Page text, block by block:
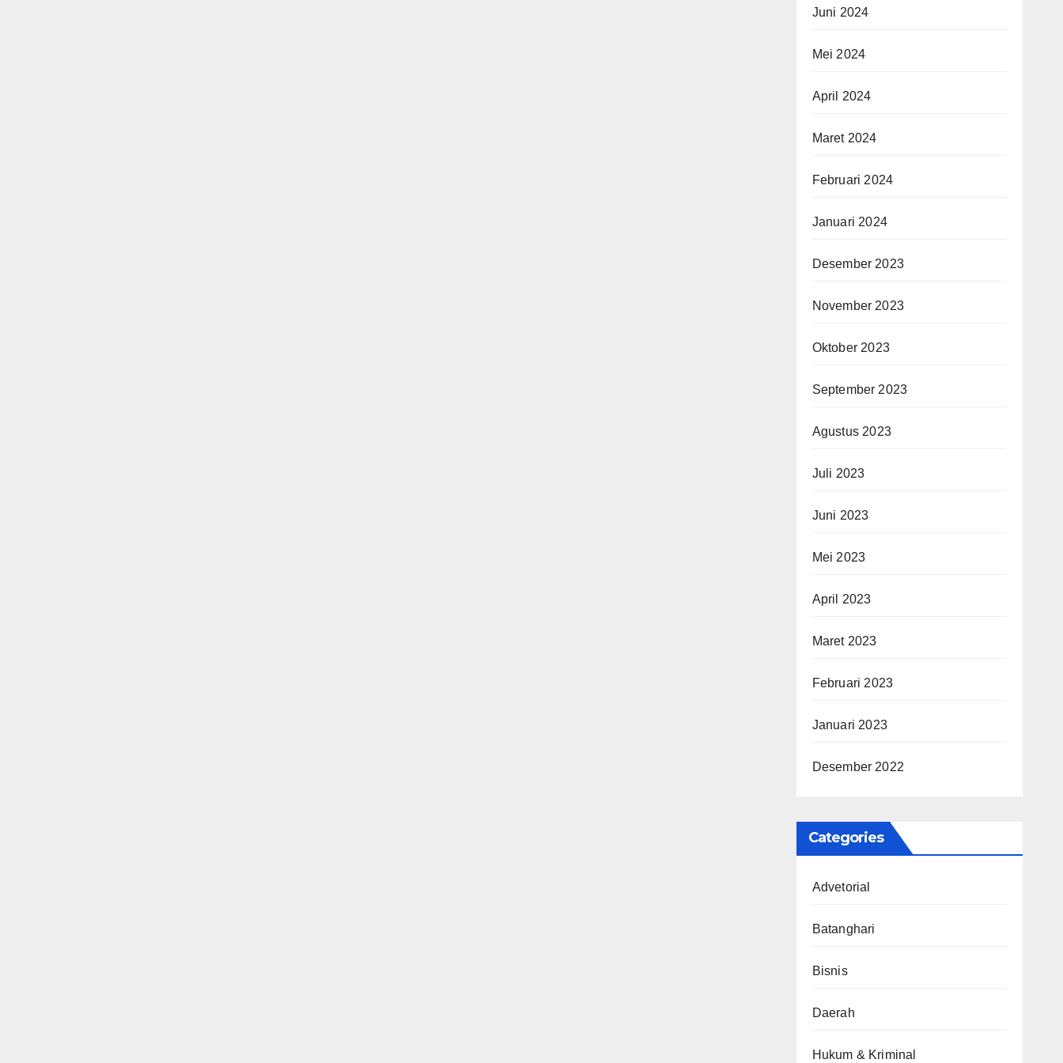
Juni 2024
Mei 2024
April 2024
Maret 2024
Februari 2024
Januari 2024
Desember 2023
November 2023
Oktober 2023
September 2023
Agustus 2023
Juli 2023
Juni 2023
Mei 2023
April 2023
Maret 2023
Februari 2023
Januari 2023
Desember 2022
Categories
Advetorial
Batanghari
Bisnis
Daerah
Hukum & Kriminal